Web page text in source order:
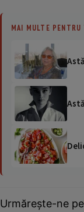
MAI MULTE PENTRU
Urmărește-ne pe